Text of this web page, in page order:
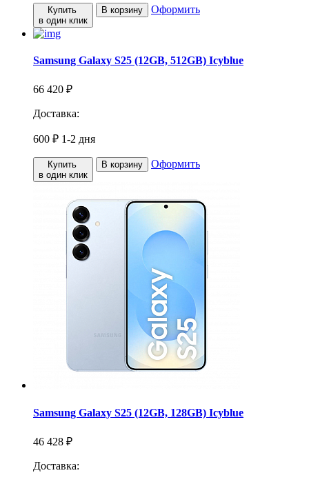
Купить
в один клик
В корзину Оформить
Samsung Galaxy S25 (12GB, 512GB) Icyblue
66 420 ₽
Доставка:
600 ₽ 1-2 дня
Купить
в один клик
В корзину Оформить
Samsung Galaxy S25 (12GB, 128GB) Icyblue
46 428 ₽
Доставка: